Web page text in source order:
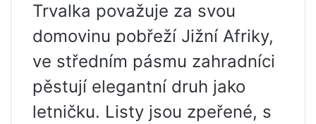
Trvalka považuje za svou
domovinu pobřeží Jižní Afriky,
ve středním pásmu zahradníci
pěstují elegantní druh jako
letničku. Listy jsou zpeřené, s